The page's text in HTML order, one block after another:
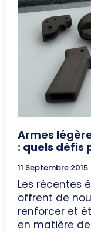
Armes
: quels défis
11 Septembre 2015
Les récentes
offrent de
renforcer et
en matière